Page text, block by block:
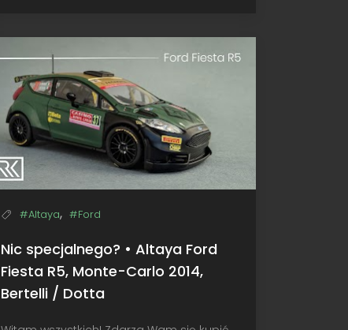
Yaris
WRC,
Monte-
Carlo
2018
#Altaya, #Ford
Nic specjalnego? • Altaya Ford
Fiesta R5, Monte-Carlo 2014,
Bertelli / Dotta